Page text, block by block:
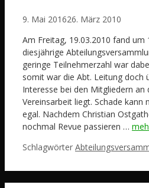
9. Mai 201626. März 2010
Am Freitag, 19.03.2010 fand um
diesjährige
geringe Teilnehmerzahl war
somit war die Abt. Leitung doch
Interesse bei den Mitgliedern an
Vereinsarbeit liegt. Schade kann
egal. Nachdem Christian
nochmal Revue passieren …
Schlagwörter